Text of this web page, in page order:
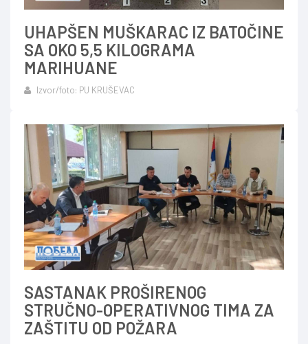
UHAPŠEN MUŠKARAC IZ BATOČINE
SA OKO 5,5 KILOGRAMA
MARIHUANE
Izvor/foto: PU KRUŠEVAC
SASTANAK PROŠIRENOG
STRUČNO-OPERATIVNOG TIMA ZA
ZAŠTITU OD POŽARA